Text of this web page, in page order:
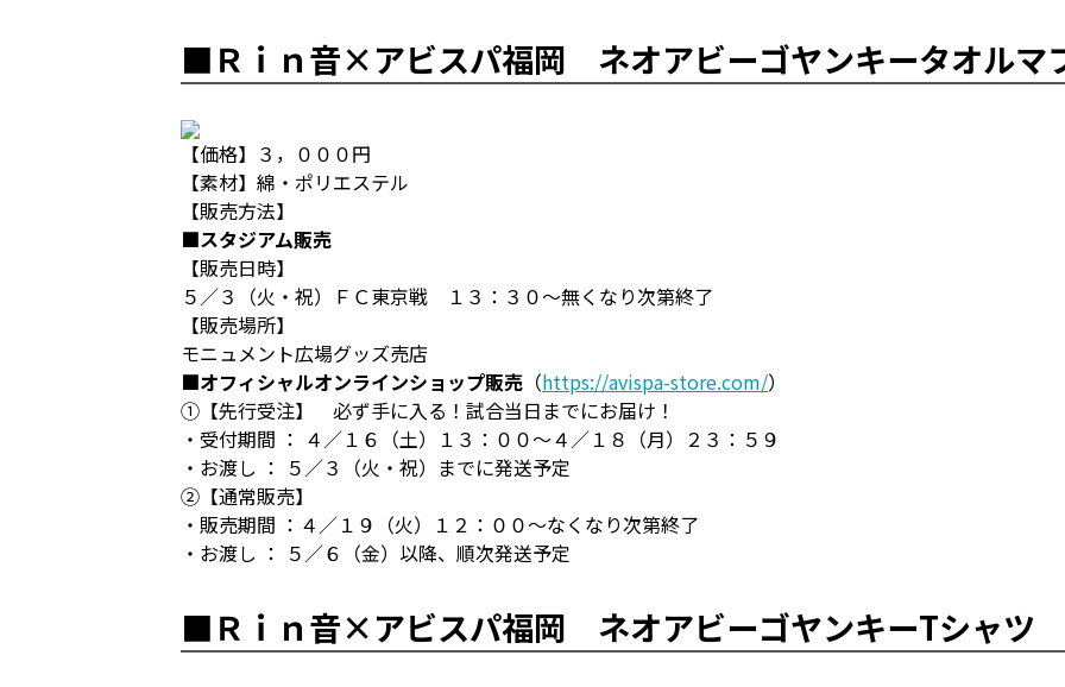
■Ｒｉｎ音×アビスパ福岡 ネオアビーゴヤンキータオルマ
【価格】３，０００円
【素材】綿・ポリエステル
【販売方法】
■スタジアム販売
【販売日時】
５／３（火・祝）ＦＣ東京戦 １３：３０～無くなり次第終了
【販売場所】
モニュメント広場グッズ売店
■オフィシャルオンラインショップ販売 （https://avispa-store.com/）
①【先行受注】 必ず手に入る！試合当日までにお届け！
・受付期間 ： ４／１６（土）１３：００～４／１８（月）２３：５９
・お渡し ： ５／３（火・祝）までに発送予定
②【通常販売】
・販売期間 ：４／１９（火）１２：００～なくなり次第終了
・お渡し ： ５／６（金）以降、順次発送予定
■Ｒｉｎ音×アビスパ福岡 ネオアビーゴヤンキーTシャツ